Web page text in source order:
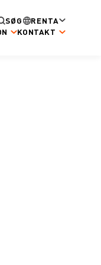
SØG
RENTA
KONTAKT